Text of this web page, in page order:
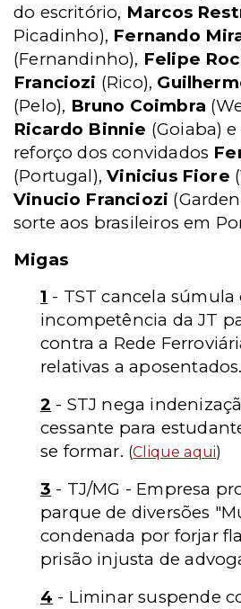
do escritório, Marcos
Picadinho), Fernando
(Fernandinho), Felipe
Franciozi (Rico),
(Pelo), Bruno Coimbra
Ricardo Binnie (Goiaba)
reforço dos convidados
(Portugal),Vinicius Fiore
Vinucio Franciozi
sorte aos brasileiros em
Migas
1 - TST cancela súmula
incompetência da JT
contra a Rede
relativas a aposentados.
2 - STJ nega
cessante para
se formar. (Clique aqui)
3 - TJ/MG - Empresa
parque de diversões
condenada por forjar
prisão injusta de
4 - Liminar suspende